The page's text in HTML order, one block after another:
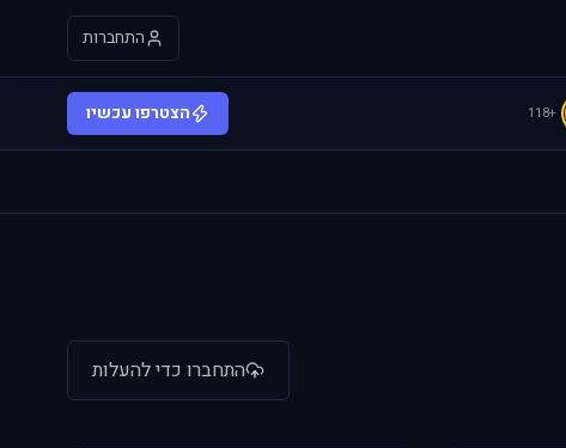
התחברות
+118 הצטרפו עכשיו
התחברו כדי להעלות